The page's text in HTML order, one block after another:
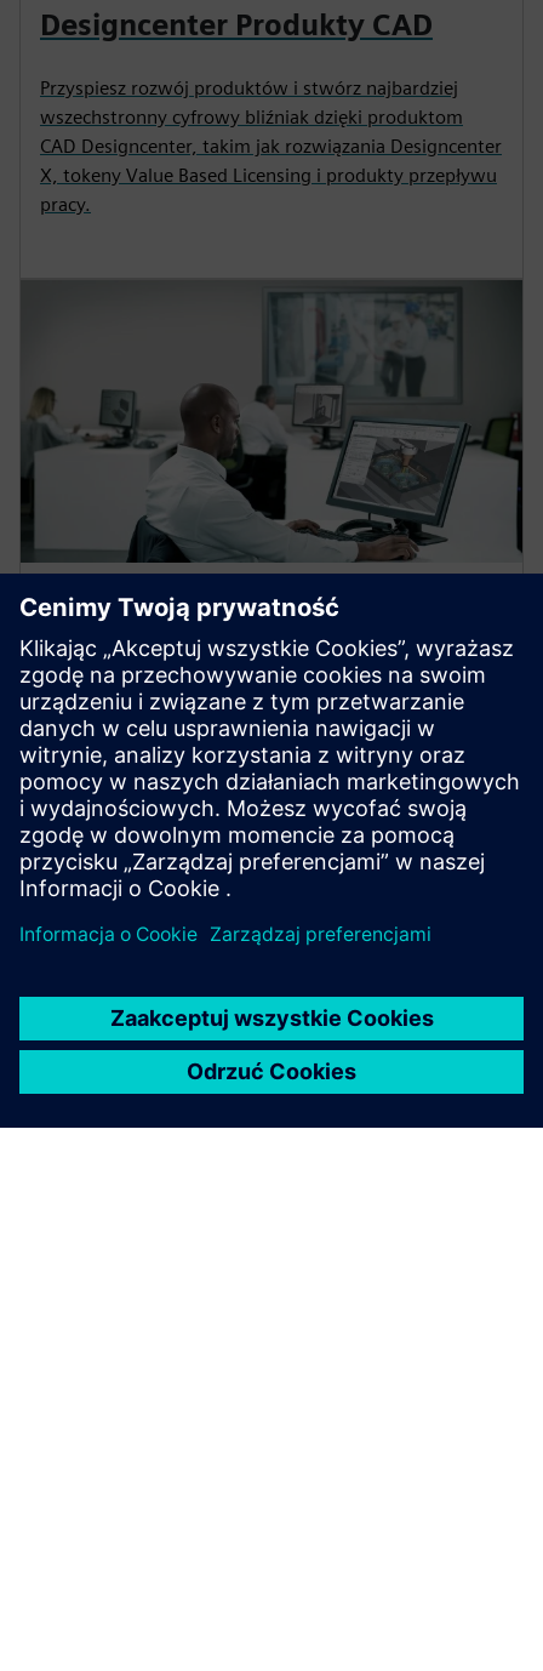
Designcenter Produkty CAD
Przyspiesz rozwój produktów i stwórz najbardziej
wszechstronny cyfrowy bliźniak dzięki produktom
CAD Designcenter, takim jak rozwiązania Designcenter
X, tokeny Value Based Licensing i produkty przepływu
pracy.
Poznaj oprogramowanie NX do
obsługi produkcji
Przyspiesz produkcję części dzięki NX do produkcji
produktów CAM do druku 3D, programowania
kontroli jakości, robotyki i innych. Poznaj rozwiązania
NX X Manufacturing i Value Based Licensing.